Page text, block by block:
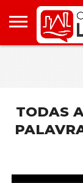
HOME
CONHEÇA
LONDRINA
PONTOS
TURÍSTICOS
ONDE
FICAR EM
LONDRINA
ONDE
COMER
EM
LONDRINA
TODAS